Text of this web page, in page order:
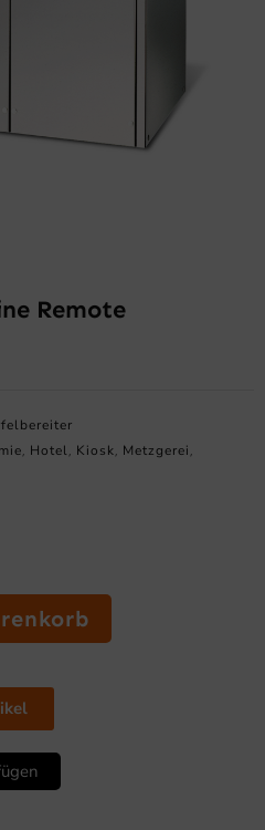
Remote
, Hotel , Kiosk , Metzgerei ,